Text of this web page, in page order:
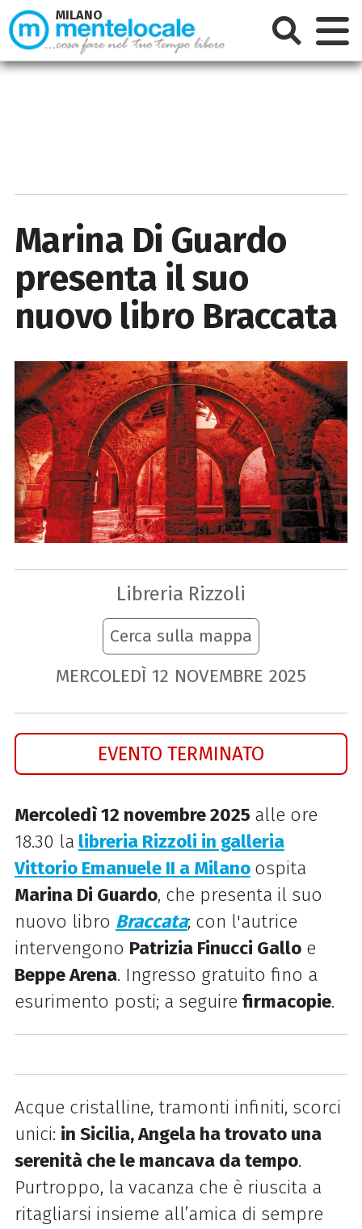
Marina Di Guardo
presenta il suo
nuovo libro Braccata
Libreria Rizzoli
Cerca sulla mappa
MERCOLEDÌ 12 NOVEMBRE 2025
EVENTO TERMINATO
Mercoledì 12 novembre 2025 alle ore
18.30 la libreria Rizzoli in galleria
Vittorio Emanuele II a Milano ospita
Marina Di Guardo, che presenta il suo
nuovo libro Braccata; con l'autrice
intervengono Patrizia Finucci Galloe
Beppe Arena. Ingresso gratuito fino a
esurimento posti; a seguire firmacopie.
Acque cristalline, tramonti infiniti, scorci
unici: in Sicilia, Angela ha trovato una
serenità che le mancava da tempo.
Purtroppo, la vacanza che è riuscita a
ritagliarsi insieme all’amica di sempre
MILANO